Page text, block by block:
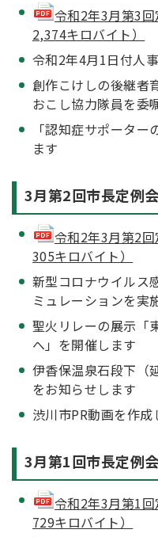
令和2年3月第3
2,374キロバイト）
令和2年4月1日付人
創作こけしの後継者
おこし協力隊員を委
「認知症サポータ
ます
3月第2回市長定例
令和2年3月第2
305キロバイト）
新型コロナウイルス
ミュレーションを実
聖火リレーの展示「
へ」を開催します
伊香保温泉石段下（
をお知らせします
渋川市PR動画を作成
3月第1回市長定例
令和2年3月第1
729キロバイト）